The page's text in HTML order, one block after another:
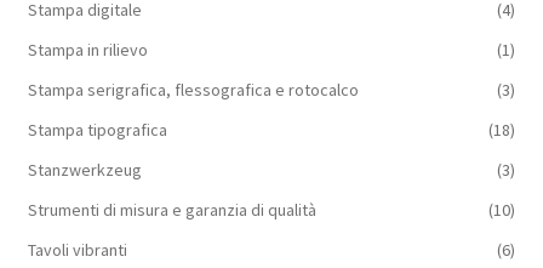
Stampa digitale
(4)
Stampa in rilievo
(1)
Stampa serigrafica, flessografica e rotocalco
(3)
Stampa tipografica
(18)
Stanzwerkzeug
(3)
Strumenti di misura e garanzia di qualità
(10)
Tavoli vibranti
(6)